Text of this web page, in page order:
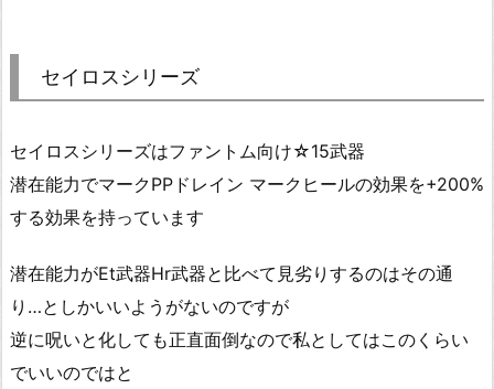
セイロスシリーズ
セイロスシリーズはファントム向け☆15武器
潜在能力でマークPPドレイン マークヒールの効果を+200%
する効果を持っています
潜在能力がEt武器Hr武器と比べて見劣りするのはその通
り…としかいいようがないのですが
逆に呪いと化しても正直面倒なので私としてはこのくらい
でいいのではと